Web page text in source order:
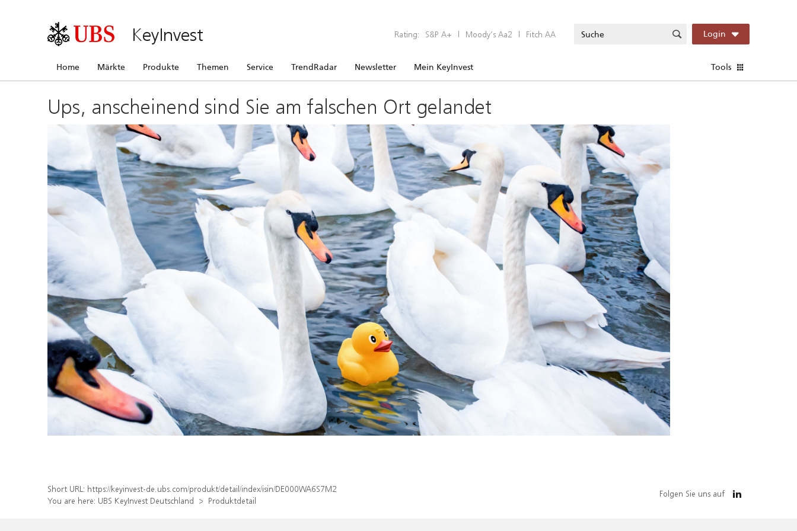
KeyInvest Rating: S&P A+ | Moody’s Aa2 | Fitch AA Login
Home Märkte Produkte Themen Service TrendRadar Newsletter Mein KeyInvest Tools
Ups, anscheinend sind Sie am falschen Ort gelandet
Short URL: https://keyinvest-de.ubs.com/produkt/detail/index/isin/DE000WA6S7M2
You are here: UBS KeyInvest Deutschland Produktdetail
Folgen Sie uns auf